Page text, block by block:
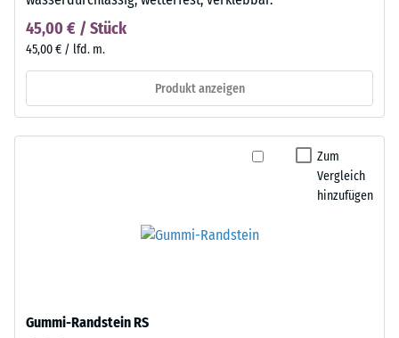
45,00 € / Stück
45,00 € / lfd. m.
Produkt anzeigen
Zum
Vergleich
hinzufügen
Gummi-Randstein RS